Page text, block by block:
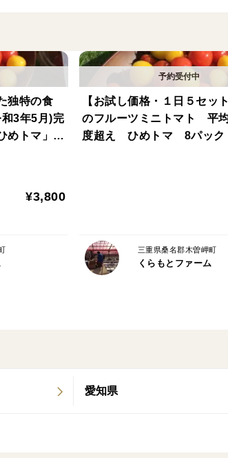
酸味もしっかり感じられるため、さっぱり
【🌿栽培のこだわり】
くらもとファーム独自の栽培方法により、
🌱 極力農薬を使わない低農薬栽培
✔️ 高級感のある専用ギフトボックスでお届
✔️ お父さんの健康を気遣う“想い”が伝わる
めご了承ください。
愛知県
独特の食
3年5月)完
ひめトマ」
¥3,800
【お試し価格・１日５セッ
のフルーツミニトマト 平
度超え ひめトマ 8パッ
三重県桑名郡木曽岬町
くらもとファーム